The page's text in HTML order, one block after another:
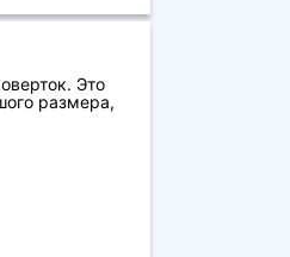
Это
размера,